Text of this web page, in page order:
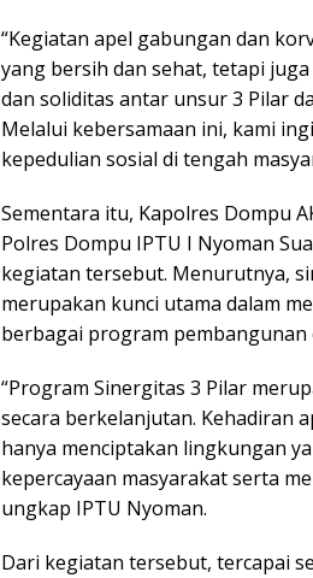
“Kegiatan apel gabungan dan
yang bersih dan sehat, tetapi
dan soliditas antar unsur 3 Pilar
Melalui kebersamaan ini, kami
kepedulian sosial di tengah
Sementara itu, Kapolres Dompu
Polres Dompu IPTU I Nyoman
kegiatan tersebut. Menurutnya,
merupakan kunci utama dalam
berbagai program pembangunan
“Program Sinergitas 3 Pilar
secara berkelanjutan. Kehadiran
hanya menciptakan lingkungan
kepercayaan masyarakat serta
ungkap IPTU Nyoman.
Dari kegiatan tersebut, tercapai